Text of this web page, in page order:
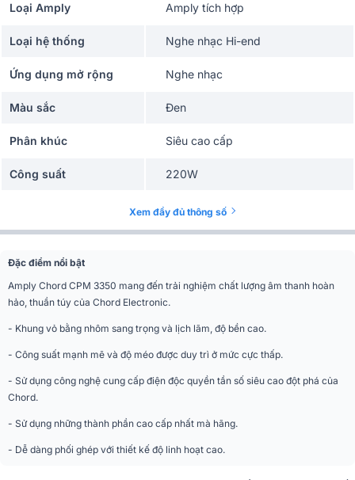
Loại Amply Amply tích hợp
Loại hệ thống Nghe nhạc Hi-end
Ứng dụng mở rộng Nghe nhạc
Màu sắc Đen
Phân khúc Siêu cao cấp
Công suất 220W
0,8Hz - 46kHz
Xem đầy đủ thông số
Đặc điểm nổi bật
Amply Chord CPM 3350 mang đến trải nghiệm chất lượng âm thanh hoàn
hảo, thuần túy của Chord Electronic.
- Khung vỏ bằng nhôm sang trọng và lịch lãm, độ bền cao.
- Công suất mạnh mẽ và độ méo được duy trì ở mức cực thấp.
- Sử dụng công nghệ cung cấp điện độc quyền tần số siêu cao đột phá của
Chord.
- Sử dụng những thành phần cao cấp nhất mà hãng.
- Dễ dàng phối ghép với thiết kế độ linh hoạt cao.